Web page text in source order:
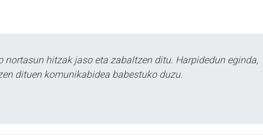
nortasun hitzak jaso eta zabaltzen ditu. Harpidedun eginda,
dituen komunikabidea babestuko duzu.